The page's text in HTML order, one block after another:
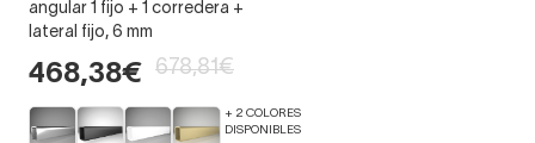
angular 1 fijo + 1 corredera +
lateral fijo, 6 mm
468,38€ 678,81€
+ 2 COLORES
DISPONIBLES